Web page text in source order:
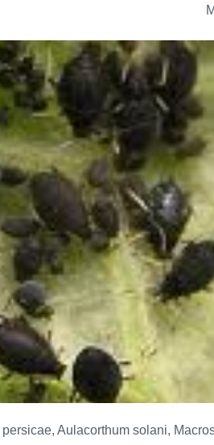
Aulacorthum solani,